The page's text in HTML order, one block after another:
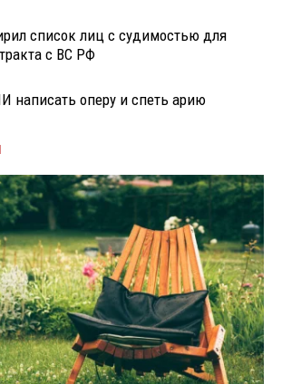
список лиц с судимостью для
с ВС РФ
написать оперу и спеть арию